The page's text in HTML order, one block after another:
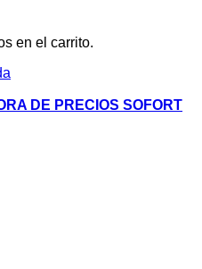
en el carrito.
DE PRECIOS SOFORT